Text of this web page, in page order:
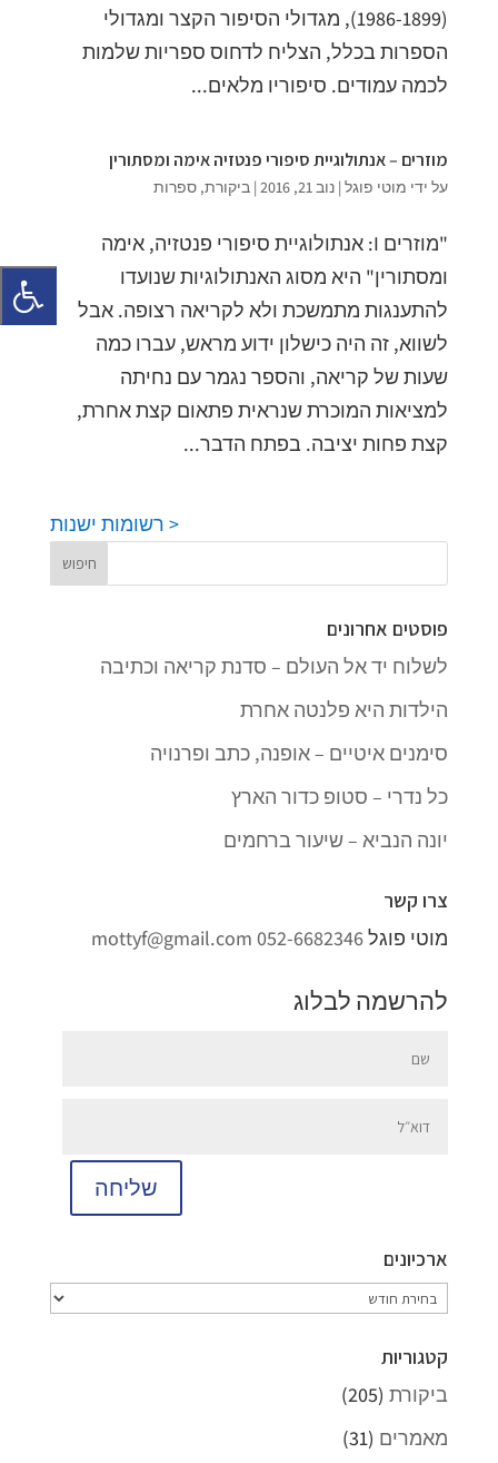
(1986-1899), מגדולי הסיפור הקצר ומגדולי
הספרות בכלל, הצליח לדחוס ספריות שלמות
לכמה עמודים. סיפוריו מלאים...
מוזרים – אנתולוגיית סיפורי פנטזיה אימה ומסתורין
על ידי מוטי פוגל| נוב 21, 2016 | ביקורת, ספרות
"מוזרים I: אנתולוגיית סיפורי פנטזיה, אימה
ומסתורין" היא מסוג האנתולוגיות שנועדו
להתענגות מתמשכת ולא לקריאה רצופה. אבל
לשווא, זה היה כישלון ידוע מראש, עברו כמה
שעות של קריאה, והספר נגמר עם נחיתה
למציאות המוכרת שנראית פתאום קצת אחרת,
קצת פחות יציבה. בפתח הדבר...
< רשומות ישנות
פוסטים אחרונים
לשלוח יד אל העולם – סדנת קריאה וכתיבה
הילדות היא פלנטה אחרת
סימנים איטיים – אופנה, כתב ופרנויה
כל נדרי – סטופ כדור הארץ
יונה הנביא – שיעור ברחמים
צרו קשר
מוטי פוגל052-6682346
mottyf@gmail.com
להרשמה לבלוג
שליחה
ארכיונים
ארכיונים
קטגוריות
ביקורת(205)
מאמרים (31)